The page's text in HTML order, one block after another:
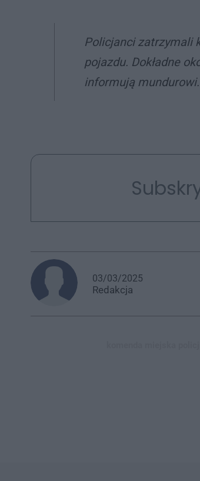
Policjanci zatrzymali
pojazdu. Dokładne
informują mundurowi.
03/03/2025
Redakcja